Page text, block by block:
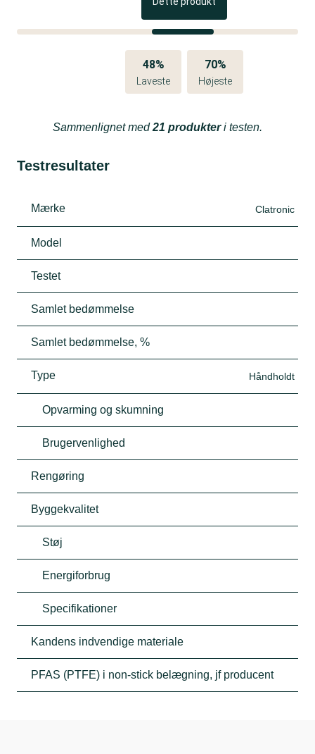
48%
Laveste
70%
Højeste
Sammenlignet med21 produkteri testen.
Testresultater
Mærke Clatronic
Model
Testet
Samlet bedømmelse
Samlet bedømmelse, %
Type Håndholdt
Opvarming og skumning
Brugervenlighed
Rengøring
Byggekvalitet
Støj
Energiforbrug
Specifikationer
Kandens indvendige materiale
PFAS (PTFE) i non-stick belægning, jf producent